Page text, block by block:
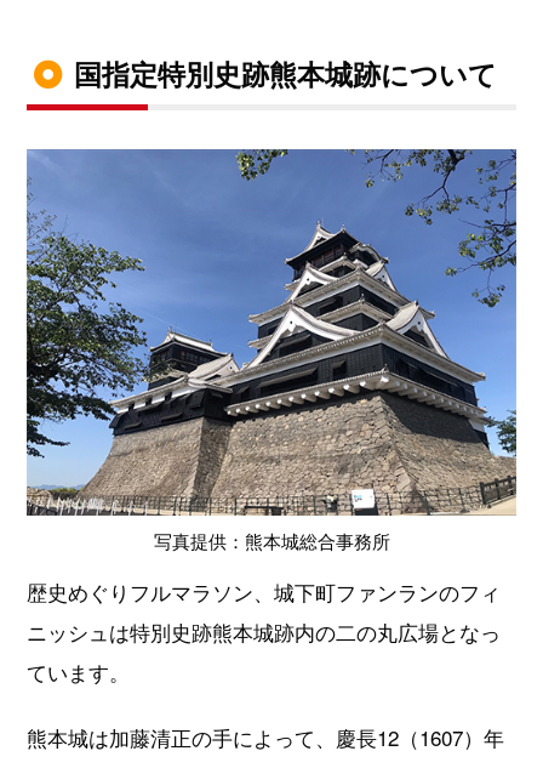
国指定特別史跡熊本城跡について
写真提供：熊本城総合事務所
歴史めぐりフルマラソン、城下町ファンランのフィ
ニッシュは特別史跡熊本城跡内の二の丸広場となっ
ています。
熊本城は加藤清正の手によって、慶長12（1607）年